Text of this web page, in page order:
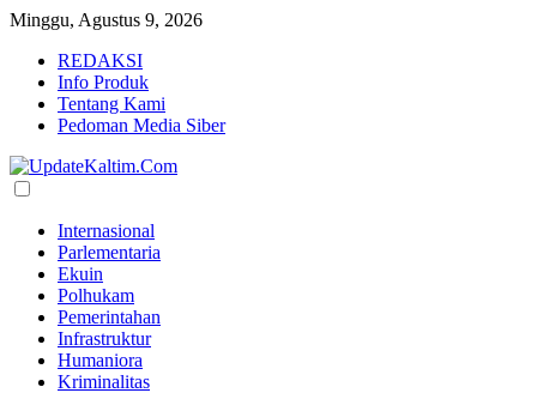
Minggu, Agustus 9, 2026
REDAKSI
Info Produk
Tentang Kami
Pedoman Media Siber
Internasional
Parlementaria
Ekuin
Polhukam
Pemerintahan
Infrastruktur
Humaniora
Kriminalitas